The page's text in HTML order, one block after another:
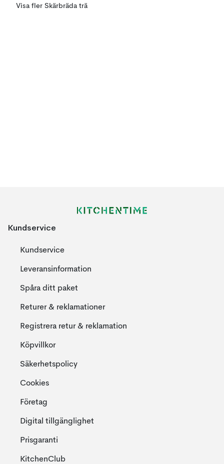
Visa fler Skärbräda trä
Kundservice
Kundservice
Leveransinformation
Spåra ditt paket
Returer & reklamationer
Registrera retur & reklamation
Köpvillkor
Säkerhetspolicy
Cookies
Företag
Digital tillgänglighet
Prisgaranti
KitchenClub